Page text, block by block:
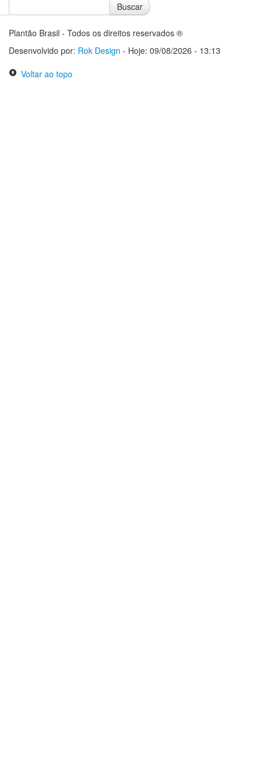
Buscar
Plantão Brasil - Todos os direitos reservados ®
Desenvolvido por: Rok Design - Hoje: 09/08/2026 - 13:13
Voltar ao topo